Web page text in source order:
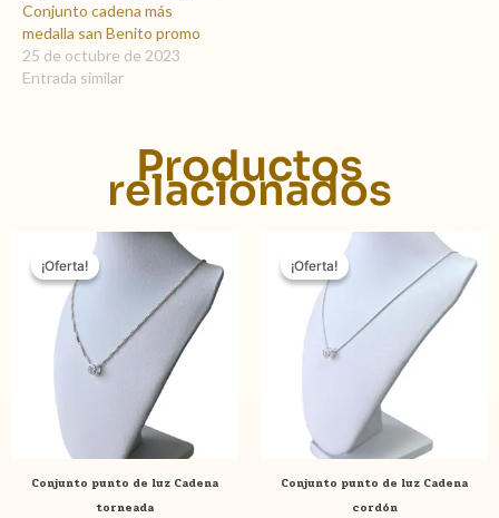
Conjunto cadena más
medalla san Benito promo
25 de octubre de 2023
Entrada similar
Productos
relacionados
¡Oferta!
¡Oferta!
Conjunto punto de luz Cadena
torneada
El
original
$ 2.690,00.
precio
actual
$ 2.390,00.
¡Oferta!
¡Oferta!
Conjunto punto de luz Cadena
cordón
original
era:
$ 2.690,00.
El
precio
actual
es:
$